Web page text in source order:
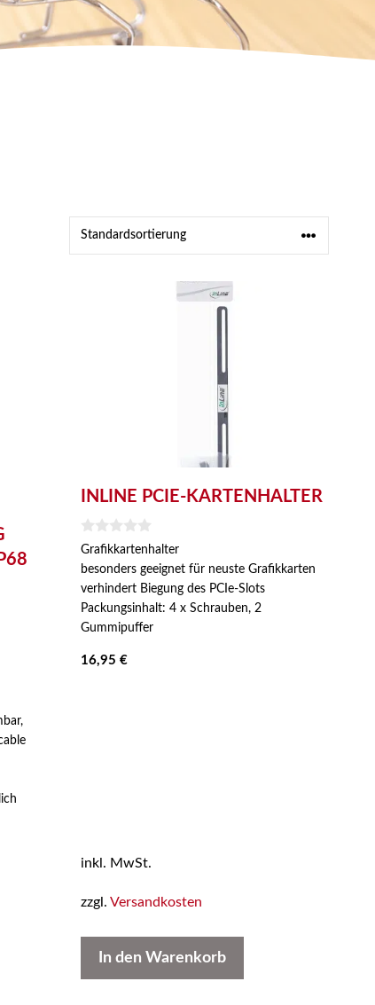
INLINE PCIE-KARTENHALTER
0
v
o
n
Grafikkartenhalter
besonders geeignet für neuste Grafikkarten
verhindert Biegung des PCIe-Slots
Packungsinhalt: 4 x Schrauben, 2
Gummipuffer
16,95 €
inkl. MwSt.
zzgl. Versandkosten
In den Warenkorb